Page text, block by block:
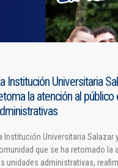
Institución Universitaria
la atención al público
Institución Universitaria Salazar
que se ha retomado la
unidades administrativas,